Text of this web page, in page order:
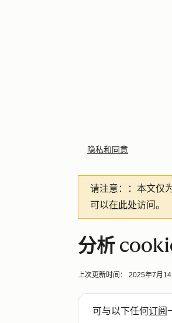
隐私和同意
请注意： ：本文仅
可以在此处访问。
分析
上次更新时间： 2025年7月14
可与以下任何订阅